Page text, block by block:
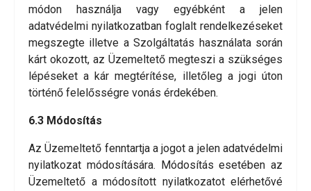
módon használja vagy egyébként a jelen
adatvédelmi nyilatkozatban foglalt rendelkezéseket
megszegte illetve a Szolgáltatás használata során
kárt okozott, az Üzemeltető megteszi a szükséges
lépéseket a kár megtérítése, illetőleg a jogi úton
történő felelősségre vonás érdekében.
6.3 Módosítás
Az Üzemeltető fenntartja a jogot a jelen adatvédelmi
nyilatkozat módosítására. Módosítás esetében az
Üzemeltető a módosított nyilatkozatot elérhetővé